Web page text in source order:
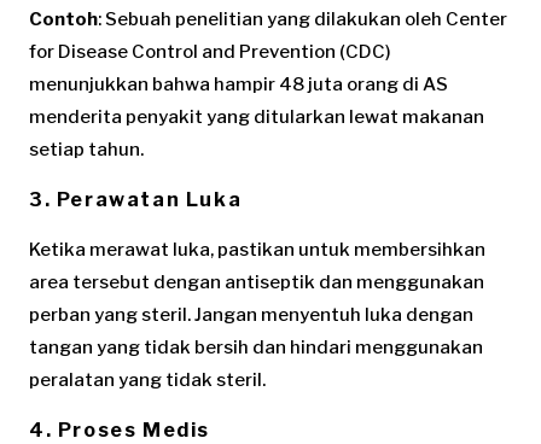
Contoh: Sebuah penelitian yang dilakukan oleh Center
for Disease Control and Prevention (CDC)
menunjukkan bahwa hampir 48 juta orang di AS
menderita penyakit yang ditularkan lewat makanan
setiap tahun.
3. Perawatan Luka
Ketika merawat luka, pastikan untuk membersihkan
area tersebut dengan antiseptik dan menggunakan
perban yang steril. Jangan menyentuh luka dengan
tangan yang tidak bersih dan hindari menggunakan
peralatan yang tidak steril.
4. Proses Medis